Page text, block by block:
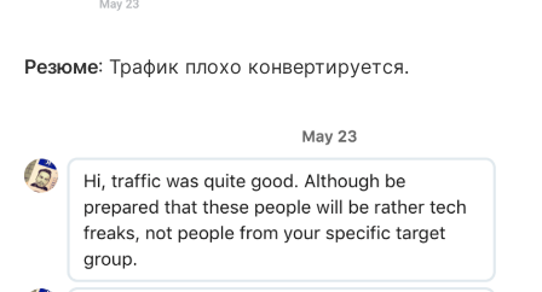
Резюме: Трафик плохо конвертируется.